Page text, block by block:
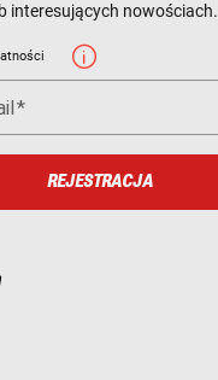
interesujących nowościach.
REJESTRACJA